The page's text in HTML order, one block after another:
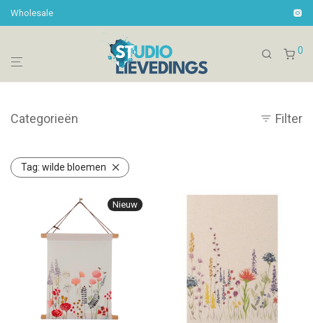
Wholesale
0
Categorieën Filter
Tag: wilde bloemen
Nieuw